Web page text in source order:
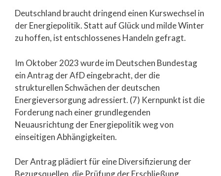
Deutschland braucht dringend einen Kurswechsel in
der Energiepolitik. Statt auf Glück und milde Winter
zu hoffen, ist entschlossenes Handeln gefragt.
Im Oktober 2023 wurde im Deutschen Bundestag
ein Antrag der AfD eingebracht, der die
strukturellen Schwächen der deutschen
Energieversorgung adressiert. (7) Kernpunkt ist die
Forderung nach einer grundlegenden
Neuausrichtung der Energiepolitik weg von
einseitigen Abhängigkeiten.
Der Antrag plädiert für eine Diversifizierung der
Bezugsquellen, die Prüfung der Erschließung